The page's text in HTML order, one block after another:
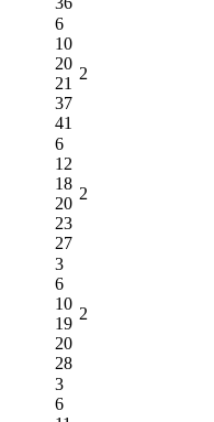
6
10
20
21
37
41
2
6
12
18
20
23
27
2
3
6
10
19
20
28
2
3
6